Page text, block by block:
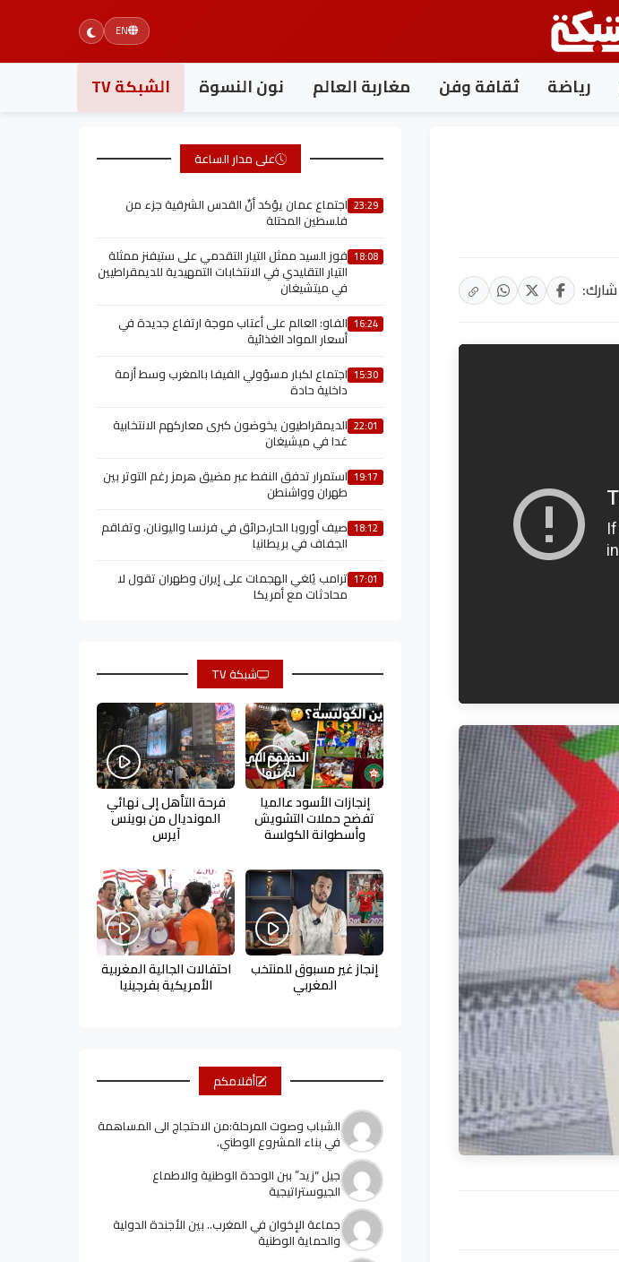
EN
رياضة ثقافة وفن مغاربة العالم نون النسوة الشبكة TV
شارك:
على مدار الساعة
23:29 اجتماع عمان يؤكد أنّ القدس الشرقية جزء من
فلسطين المحتلة
18:08 فوز السيد ممثل التيار التقدمي على ستيفنز ممثلة
التيار التقليدي في الانتخابات التمهيدية للديمقراطيين
في ميتشيغان
16:24 الفاو: العالم على أعتاب موجة ارتفاع جديدة في
أسعار المواد الغذائية
15:30 اجتماع لكبار مسؤولي الفيفا بالمغرب وسط أزمة
داخلية حادة
22:01 الديمقراطيون يخوضون كبرى معاركهم الانتخابية
غدا في ميشيغان
19:17 استمرار تدفق النفط عبر مضيق هرمز رغم التوتر بين
طهران وواشنطن
18:12 صيف أوروبا الحار،حرائق في فرنسا واليونان، وتفاقم
الجفاف في بريطانيا
17:01 ترامب يُلغي الهجمات على إيران وطهران تقول لا
محادثات مع أمريكا
شبكة TV
إنجازات الأسود عالميا
تفضح حملات التشويش
وأسطوانة الكولسة
فرحة التأهل إلى نهائي
المونديال من بوينس
آيرس
إنجاز غير مسبوق للمنتخب
المغربي
احتفالات الجالية المغربية
الأمريكية بفرجينيا
أقلامكم
الشباب وصوت المرحلة:من الاحتجاج الى المساهمة
في بناء المشروع الوطني.
جيل “زيد” ببن الوحدة الوطنية والاطماع
الجيوستراتيجية
جماعة الإخوان في المغرب.. بين الأجندة الدولية
والحماية الوطنية